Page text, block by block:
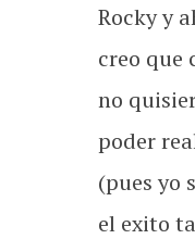
Rocky y
creo que
no
poder
(pues yo
el exito